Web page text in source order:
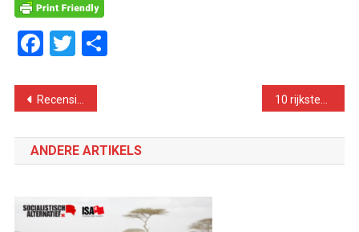
Facebook
Twitter
Delen
Bericht
navigatie
Recensie Dopesick: een blik op de psychopathie van het kapitalisme 10 rijksten 400 miljard rijker, armsten gaan er verder op achteruit
ANDERE ARTIKELS